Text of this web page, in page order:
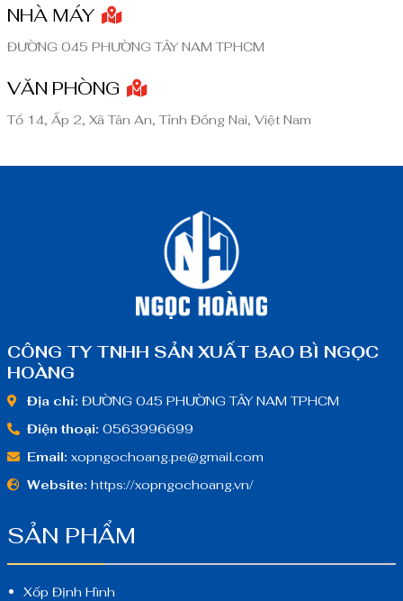
NHÀ MÁY
ĐƯỜNG 045 PHƯỜNG TÂY NAM TPHCM
VĂN PHÒNG
Tổ 14, Ấp 2, Xã Tân An, Tỉnh Đồng Nai, Việt Nam
CÔNG TY TNHH SẢN XUẤT BAO BÌ NGỌC
HOÀNG
Địa chỉ: ĐƯỜNG 045 PHƯỜNG TÂY NAM TPHCM
Điện thoại: 0563996699
Email: xopngochoang.pe@gmail.com
Website: https://xopngochoang.vn/
SẢN PHẨM
Xốp Định Hình